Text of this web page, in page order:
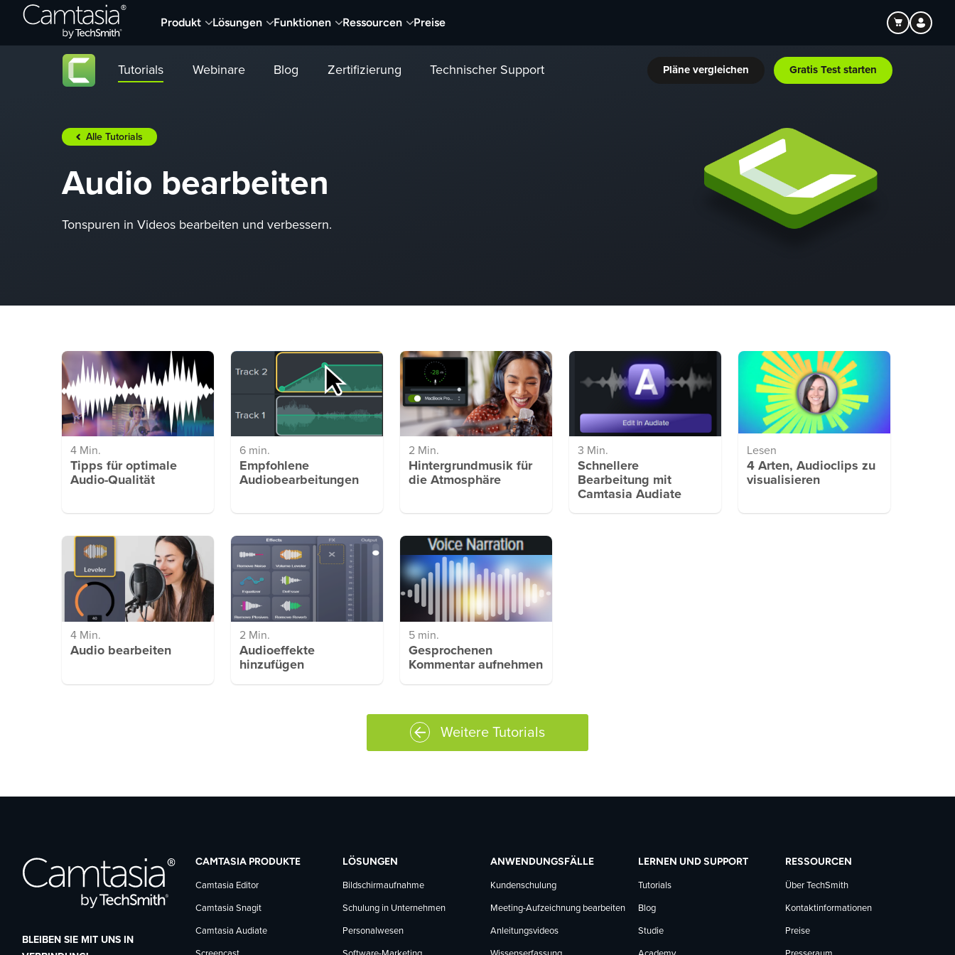
Direkt
Produkt Lösungen Funktionen Ressourcen Preise
Tutorials Webinare Blog Zertifizierung Technischer Support Pläne vergleichen Gratis Test starten
Alle Tutorials
Audio bearbeiten
Tonspuren in Videos bearbeiten und verbessern.
4 Min.
Tipps für optimale
Audio-Qualität
6 min.
Empfohlene
Audiobearbeitungen
2 Min.
Hintergrundmusik für
die Atmosphäre
3 Min.
Schnellere
Bearbeitung mit
Camtasia Audiate
Lesen
4 Arten, Audioclips zu
visualisieren
4 Min.
Audio bearbeiten
2 Min.
Audioeffekte
hinzufügen
5 min.
Gesprochenen
Kommentar aufnehmen
Weitere Tutorials
BLEIBEN SIE MIT UNS IN
CAMTASIA PRODUKTE
Camtasia Editor
Camtasia Snagit
Camtasia Audiate
LÖSUNGEN
Bildschirmaufnahme
Schulung in Unternehmen
Personalwesen
ANWENDUNGSFÄLLE
Kundenschulung
Meeting-Aufzeichnung bearbeiten
Anleitungsvideos
LERNEN UND SUPPORT
Tutorials
Blog
Studie
RESSOURCEN
Über TechSmith
Kontaktinformationen
Preise